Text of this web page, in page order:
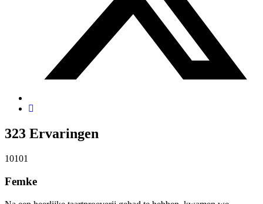
323 Ervaringen
10101
Femke